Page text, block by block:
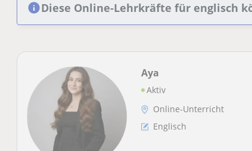
Diese Online-Lehrkräfte für englisch
Aya
Aktiv
Online-Unterricht
Englisch